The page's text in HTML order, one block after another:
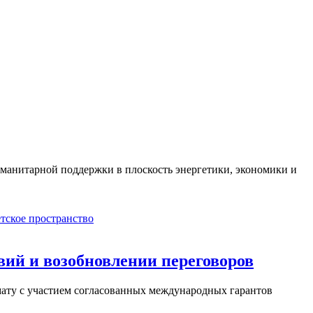
поддержки в плоскость энергетики, экономики и
пространство
и возобновлении переговоров
с участием согласованных международных гарантов